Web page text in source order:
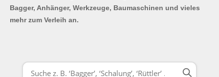
Bagger, Anhänger, Werkzeuge, Baumaschinen und vieles
mehr zum Verleih an.